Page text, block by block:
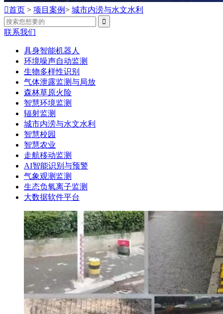
首页 > 项目案例> 城市内涝与水文水利

联系我们
具身智能机器人
环境噪声自动监测
生物多样性识别
气体泄露监测与局放
森林草原火险
智慧环境监测
辐射监测
城市内涝与水文水利
智慧校园
智慧农业
走航移动监测
AI智能识别与预警
气象观测监测
生态负氧离子监测
大数据软件平台